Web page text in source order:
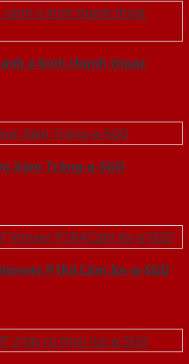
o kinh thanh thoat
Xám Trắng-a-SGD
P1R4 Căm Xe-a-SGD